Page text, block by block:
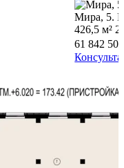
Мира, 5.
426,5 м² 2
61 842